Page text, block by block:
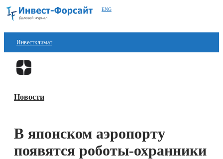
ENG
Инвестклимат
Финансы
Блокчейн
Новости
В японском аэропорту
появятся роботы-охранники